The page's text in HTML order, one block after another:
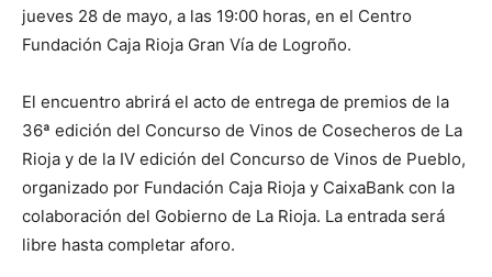
jueves 28 de mayo, a las 19:00 horas, en el Centro
Fundación Caja Rioja Gran Vía de Logroño.
El encuentro abrirá el acto de entrega de premios de la
36ª edición del Concurso de Vinos de Cosecheros de La
Rioja y de la IV edición del Concurso de Vinos de Pueblo,
organizado por Fundación Caja Rioja y CaixaBank con la
colaboración del Gobierno de La Rioja. La entrada será
libre hasta completar aforo.